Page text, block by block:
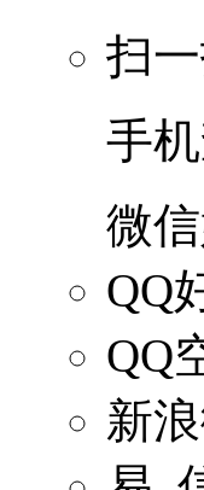
扫
手
微
QQ
QQ
新